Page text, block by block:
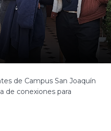
de Campus San Joaquín
de conexiones para